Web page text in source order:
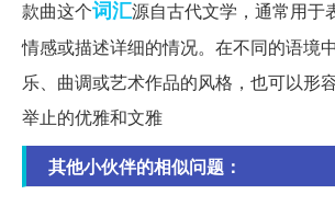
款曲这个词汇源自古代文学，通常用于
情感或描述详细的情况。在不同的语境
乐、曲调或艺术作品的风格，也可以形
举止的优雅和文雅
其他小伙伴的相似问题：